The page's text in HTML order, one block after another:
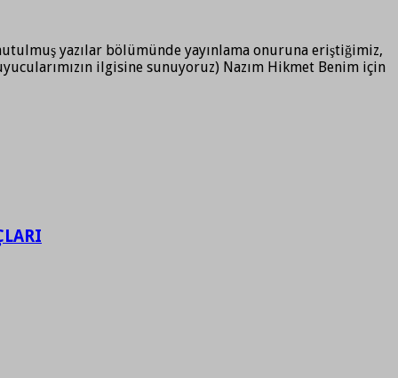
yazılar bölümünde yayınlama onuruna eriştiğimiz,
ilgisine sunuyoruz) Nazım Hikmet Benim için